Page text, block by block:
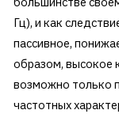
Гц), и как
пассивное,
образом, высокое
возможно только
частотных